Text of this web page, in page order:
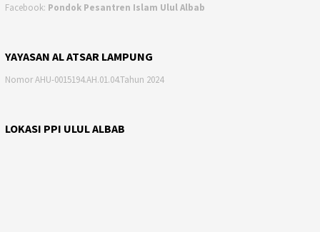
Facebook: Pondok Pesantren Islam Ulul Albab
YAYASAN AL ATSAR LAMPUNG
Nomor AHU-0015194.AH.01.04.Tahun 2024
LOKASI PPI ULUL ALBAB